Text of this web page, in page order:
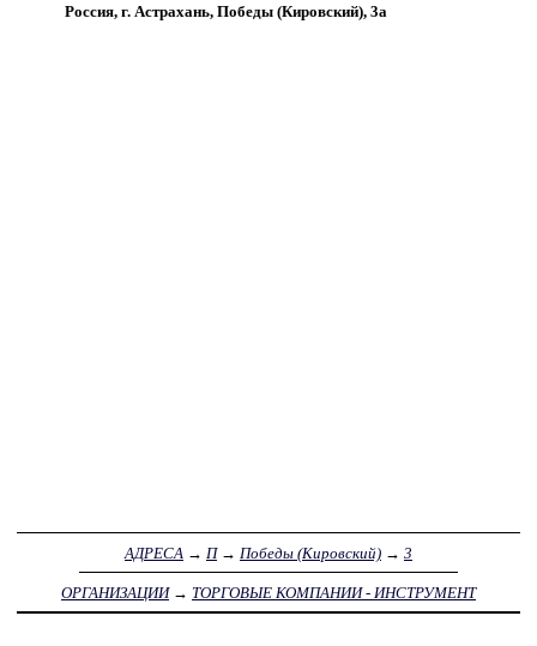
Россия, г. Астрахань, Победы (Кировский), 3а
АДРЕСА → П→ Победы (Кировский) → 3
ОРГАНИЗАЦИИ→ ТОРГОВЫЕ КОМПАНИИ - ИНСТРУМЕНТ